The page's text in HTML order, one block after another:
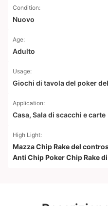
Condition:
Nuovo
Age:
Adulto
Usage:
Giochi di tavola del poker
Application:
Casa, Sala di scacchi e carte
High Light:
Mazza Chip Rake del
Anti Chip Poker Chip Rake